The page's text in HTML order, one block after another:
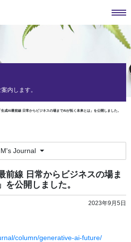
生成AI最前線 日常からビジネスの場までAIが拓く未来とは」を公開しました。
内します。
前線 日常からビジネスの場ま
公開しました。
2023年9月5日
column/generative-ai-future/
M's Journal